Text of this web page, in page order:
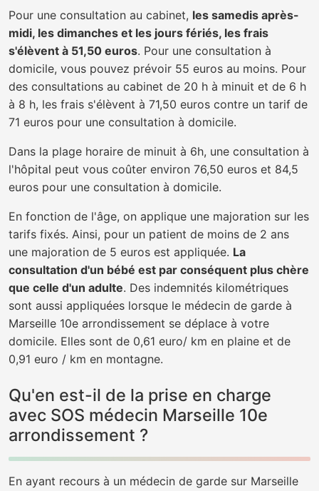
Pour une consultation au cabinet, les samedis après-
midi, les dimanches et les jours fériés, les frais
s'élèvent à 51,50 euros. Pour une consultation à
domicile, vous pouvez prévoir 55 euros au moins. Pour
des consultations au cabinet de 20 h à minuit et de 6 h
à 8 h, les frais s'élèvent à 71,50 euros contre un tarif de
71 euros pour une consultation à domicile.
Dans la plage horaire de minuit à 6h, une consultation à
l'hôpital peut vous coûter environ 76,50 euros et 84,5
euros pour une consultation à domicile.
En fonction de l'âge, on applique une majoration sur les
tarifs fixés. Ainsi, pour un patient de moins de 2 ans
une majoration de 5 euros est appliquée. La
consultation d'un bébé est par conséquent plus chère
que celle d'un adulte. Des indemnités kilométriques
sont aussi appliquées lorsque le médecin de garde à
Marseille 10e arrondissement se déplace à votre
domicile. Elles sont de 0,61 euro/ km en plaine et de
0,91 euro / km en montagne.
Qu'en est-il de la prise en charge
avec SOS médecin Marseille 10e
arrondissement ?
En ayant recours à un médecin de garde sur Marseille